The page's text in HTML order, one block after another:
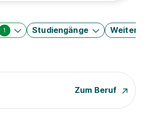
1 Studiengänge Weitere Filter
Zum Beruf